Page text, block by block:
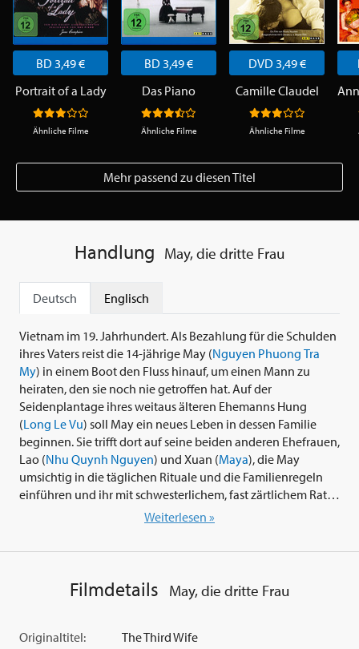
BD 3,49 €
Portrait of a Lady
Ähnliche Filme
BD 3,49 €
Das Piano
Ähnliche Filme
DVD 3,49 €
Camille Claudel
Ähnliche Filme
Mehr passend zu diesen Titel
Handlung May, die dritte Frau
Deutsch Englisch
Vietnam im 19. Jahrhundert. Als Bezahlung für die Schulden
ihres Vaters reist die 14-jährige May (Nguyen Phuong Tra
My) in einem Boot den Fluss hinauf, um einen Mann zu
heiraten, den sie noch nie getroffen hat. Auf der
Seidenplantage ihres weitaus älteren Ehemanns Hung
(Long Le Vu) soll May ein neues Leben in dessen Familie
beginnen. Sie trifft dort auf seine beiden anderen Ehefrauen,
Lao (Nhu Quynh Nguyen) und Xuan (Maya), die May
umsichtig in die täglichen Rituale und die Familienregeln
einführen und ihr mit schwesterlichem, fast zärtlichem Rat
zur Seite stehen. May lernt ihre Position zwischen den
nicht nur durch ihre Sexualität, sondern auch als Frau
behauptet, die einen Sohn zur Welt bringen kann und wird.
Schwangerschaft zu einer echten und verheißungsvollen
Weiterlesen »
Filmdetails May, die dritte Frau
Originaltitel:
The Third Wife